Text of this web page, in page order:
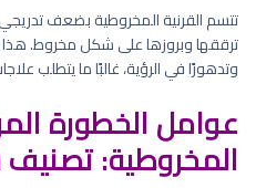
تتسم القرنية المخروطية بضعف
ترققها وبروزها على شكل مخروط.
وتدهورًا في الرؤية، غالبًا ما يتطلب
عوامل الخطورة
المخروطية: